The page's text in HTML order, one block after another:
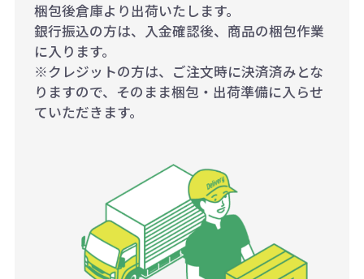
梱包後倉庫より出荷いたします。
銀行振込の方は、入金確認後、商品の梱包作業
に入ります。
※クレジットの方は、ご注文時に決済済みとな
りますので、そのまま梱包・出荷準備に入らせ
ていただきます。